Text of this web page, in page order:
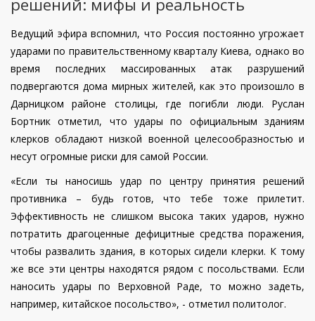
решений: мифы и реальность
Ведущий эфира вспомнил, что Россия постоянно угрожает
ударами по правительственному кварталу Киева, однако во
время последних массированных атак разрушений
подвергаются дома мирных жителей, как это произошло в
Дарницком районе столицы, где погибли люди. Руслан
Бортник отметил, что удары по официальным зданиям
клерков обладают низкой военной целесообразностью и
несут огромные риски для самой России.
«Если ты наносишь удар по центру принятия решений
противника – будь готов, что тебе тоже прилетит.
Эффективность не слишком высока таких ударов, нужно
потратить драгоценные дефицитные средства поражения,
чтобы развалить здания, в которых сидели клерки. К тому
же все эти центры находятся рядом с посольствами. Если
наносить удары по Верховной Раде, то можно задеть,
например, китайское посольство», - отметил политолог.